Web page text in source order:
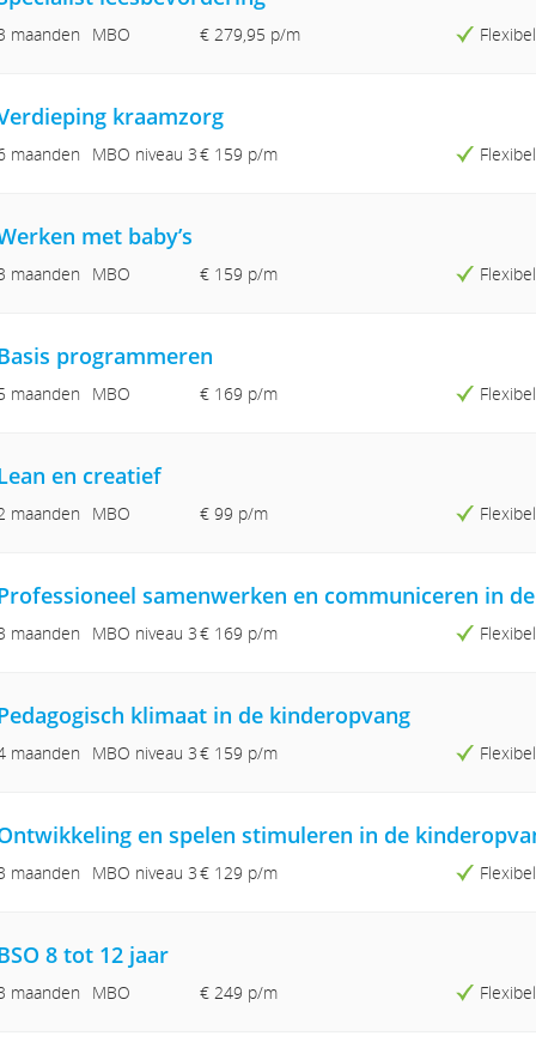
maanden MBO € 279,95 p/m
kraamzorg
maanden MBO niveau 3€ 159 p/m
met baby’s
maanden MBO € 159 p/m
programmeren
maanden MBO € 169 p/m
en creatief
maanden MBO € 99 p/m
samenwerken en communiceren in
maanden MBO niveau 3€ 169 p/m
klimaat in de kinderopvang
maanden MBO niveau 3€ 159 p/m
en spelen stimuleren in de
maanden MBO niveau 3€ 129 p/m
8 tot 12 jaar
maanden MBO € 249 p/m